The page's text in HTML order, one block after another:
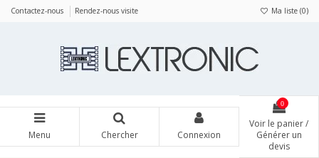
Contactez-nous Rendez-nous visite Ma liste (0)
Menu Chercher Connexion
0
Voir le panier /
Générer un
devis
Panneau de gestion des cookies